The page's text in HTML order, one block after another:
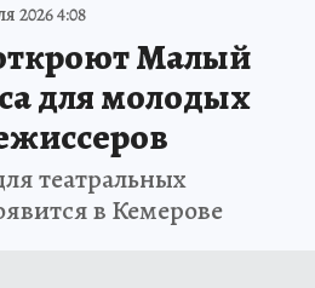
2026 4:08
Малый
для молодых
театральных
в Кемерове